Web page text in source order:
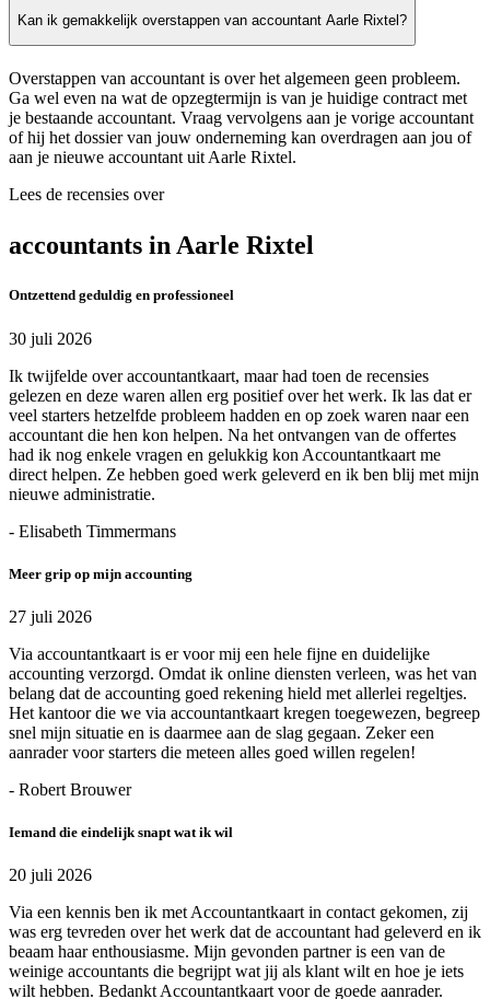
Kan ik gemakkelijk overstappen van accountant Aarle Rixtel?
Overstappen van accountant is over het algemeen geen probleem.
Ga wel even na wat de opzegtermijn is van je huidige contract met
je bestaande accountant. Vraag vervolgens aan je vorige accountant
of hij het dossier van jouw onderneming kan overdragen aan jou of
aan je nieuwe accountant uit Aarle Rixtel.
Lees de recensies over
accountants in Aarle Rixtel
Ontzettend geduldig en professioneel
30 juli 2026
Ik twijfelde over accountantkaart, maar had toen de recensies
gelezen en deze waren allen erg positief over het werk. Ik las dat er
veel starters hetzelfde probleem hadden en op zoek waren naar een
accountant die hen kon helpen. Na het ontvangen van de offertes
had ik nog enkele vragen en gelukkig kon Accountantkaart me
direct helpen. Ze hebben goed werk geleverd en ik ben blij met mijn
nieuwe administratie.
- Elisabeth Timmermans
Meer grip op mijn accounting
27 juli 2026
Via accountantkaart is er voor mij een hele fijne en duidelijke
accounting verzorgd. Omdat ik online diensten verleen, was het van
belang dat de accounting goed rekening hield met allerlei regeltjes.
Het kantoor die we via accountantkaart kregen toegewezen, begreep
snel mijn situatie en is daarmee aan de slag gegaan. Zeker een
aanrader voor starters die meteen alles goed willen regelen!
- Robert Brouwer
Iemand die eindelijk snapt wat ik wil
20 juli 2026
Via een kennis ben ik met Accountantkaart in contact gekomen, zij
was erg tevreden over het werk dat de accountant had geleverd en ik
beaam haar enthousiasme. Mijn gevonden partner is een van de
weinige accountants die begrijpt wat jij als klant wilt en hoe je iets
wilt hebben. Bedankt Accountantkaart voor de goede aanrader.